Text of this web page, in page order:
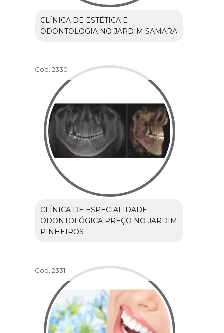
CLÍNICA DE ESTÉTICA E
ODONTOLOGIA NO JARDIM SAMARA
Cod.:2330
CLÍNICA DE ESPECIALIDADE
ODONTOLÓGICA PREÇO NO JARDIM
PINHEIROS
Cod.:2331